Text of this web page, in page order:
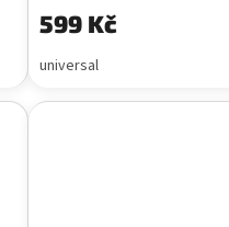
599 Kč
universal